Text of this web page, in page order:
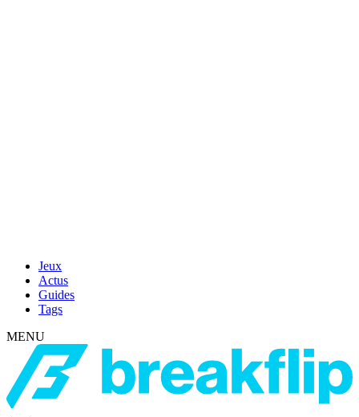
Jeux
Actus
Guides
Tags
MENU